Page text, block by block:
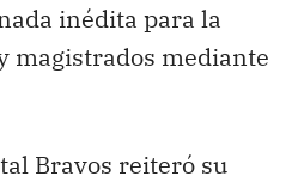
inédita para la
magistrados mediante
Bravos reiteró su